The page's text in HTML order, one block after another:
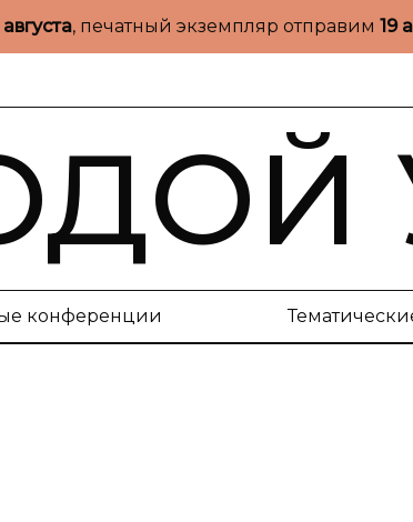
августа, печатный экземпляр отправим 19
конференции